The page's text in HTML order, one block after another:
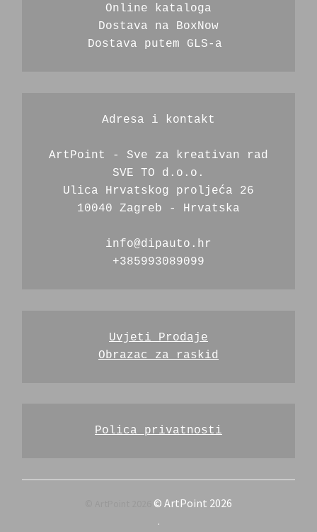
Online kataloga
Dostava na BoxNow
Dostava putem GLS-a
Adresa i kontakt
ArtPoint - Sve za kreativan rad
SVE TO d.o.o.
Ulica Hrvatskog proljeća 26
10040 Zagreb - Hrvatska
info@dipauto.hr
+385993089099
Uvjeti Prodaje
Obrazac za raskid
Polica privatnosti
© ArtPoint 2026
.